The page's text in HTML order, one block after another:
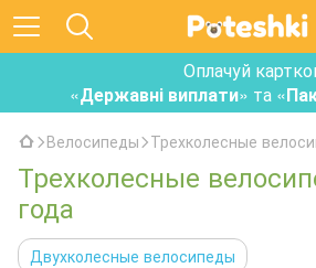
Оплачуй
«Державні виплати» та «
Велосипеды Трехколесные
Трехколесные
года
Двухколесные велосипеды